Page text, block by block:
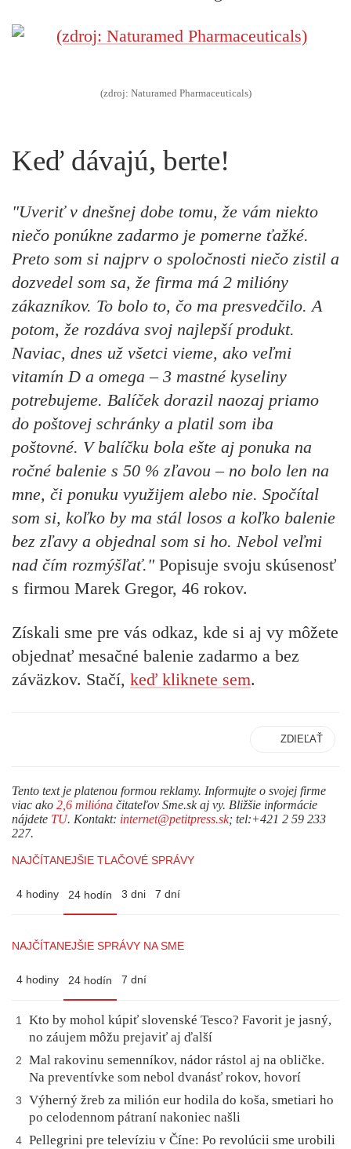
(zdroj: Naturamed Pharmaceuticals)
Keď dávajú, berte!
"Uveriť v dnešnej dobe tomu, že vám niekto
niečo ponúkne zadarmo je pomerne ťažké.
Preto som si najprv o spoločnosti niečo zistil a
dozvedel som sa, že firma má 2 milióny
zákazníkov. To bolo to, čo ma presvedčilo. A
potom, že rozdáva svoj najlepší produkt.
Naviac, dnes už všetci vieme, ako veľmi
vitamín D a omega – 3 mastné kyseliny
potrebujeme. Balíček dorazil naozaj priamo
do poštovej schránky a platil som iba
poštovné. V balíčku bola ešte aj ponuka na
ročné balenie s 50 % zľavou – no bolo len na
mne, či ponuku využijem alebo nie. Spočítal
som si, koľko by ma stál losos a koľko balenie
bez zľavy a objednal som si ho. Nebol veľmi
nad čím rozmýšľať." Popisuje svoju skúsenosť
s firmou Marek Gregor, 46 rokov.
Získali sme pre vás odkaz, kde si aj vy môžete
objednať mesačné balenie zadarmo a bez
záväzkov. Stačí, keď kliknete sem.
ZDIEĽAŤ
Tento text je platenou formou reklamy. Informujte o svojej firme
viac ako 2,6 milióna čitateľov Sme.sk aj vy. Bližšie informácie
nájdete TU. Kontakt: internet@petitpress.sk; tel:+421 2 59 233
227.
NAJČÍTANEJŠIE TLAČOVÉ SPRÁVY
4 hodiny 24 hodín 3 dni 7 dní
NAJČÍTANEJŠIE SPRÁVY NA SME
4 hodiny 24 hodín 7 dní
1
Kto by mohol kúpiť slovenské Tesco? Favorit je jasný,
no záujem môžu prejaviť aj ďalší
2
Mal rakovinu semenníkov, nádor rástol aj na obličke.
Na preventívke som nebol dvanásť rokov, hovorí
3
Výherný žreb za milión eur hodila do koša, smetiari ho
po celodennom pátraní nakoniec našli
4 Pellegrini pre televíziu v Číne: Po revolúcii sme urobili